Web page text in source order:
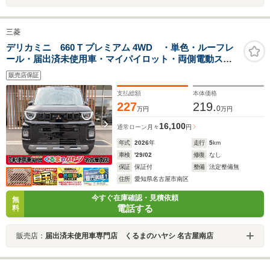
三菱
デリカミニ 660 T プレミアム 4WD ・単色・ルーフレ
ール・届出済未使用車・マイパイロット・両側電動スラ
イドドア・シートバックテーブル・アラウンドモニタ
ー・15インチアルミホイール・サーキュレーター・シー
トバックテーブル
販売店保証
支払総額
227万円
本体価格
219.0万円
通常ローン 月々 16,100円
年式 2026年 走行 5km
車検
'29/02 修復
なし
保証
保証付 整備
法定整備無
住所
愛知県名古屋市南区
無
料
今すぐ在庫確認・見積依頼
電話する
販売店： 届出済未使用車専門店 くるまのハヤシ 名古屋南店